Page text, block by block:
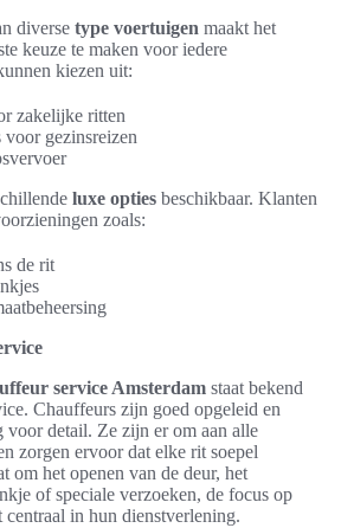
diverse type voertuigen maakt het
keuze te maken voor iedere
kiezen uit:
zakelijke ritten
gezinsreizen
luxe opties beschikbaar. Klanten
zoals:
de rit
service Amsterdam staat bekend
Chauffeurs zijn goed opgeleid en
voor detail. Ze zijn er om aan alle
zorgen ervoor dat elke rit soepel
om het openen van de deur, het
of speciale verzoeken, de focus op
centraal in hun dienstverlening.